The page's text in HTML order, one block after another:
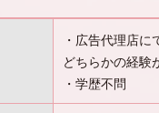
・広告代理店
どちらかの経験
・学歴不問